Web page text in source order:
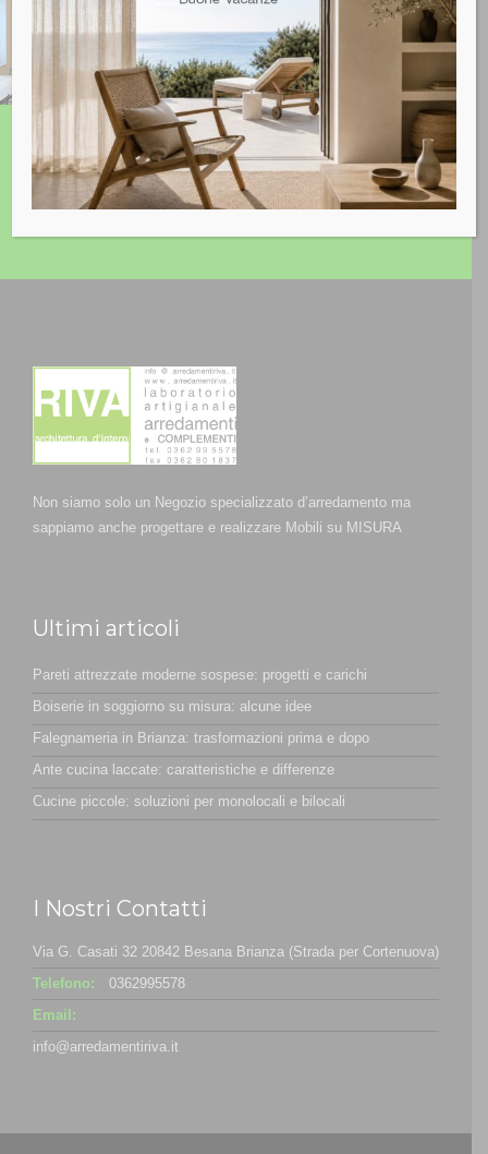
GET QUOTATION
Non siamo solo un Negozio specializzato d’arredamento ma
sappiamo anche progettare e realizzare Mobili su MISURA
Ultimi articoli
Pareti attrezzate moderne sospese: progetti e carichi
Boiserie in soggiorno su misura: alcune idee
Falegnameria in Brianza: trasformazioni prima e dopo
Ante cucina laccate: caratteristiche e differenze
Cucine piccole: soluzioni per monolocali e bilocali
I Nostri Contatti
Via G. Casati 32 20842 Besana Brianza (Strada per Cortenuova)
Telefono:
0362995578
Email:
info@arredamentiriva.it